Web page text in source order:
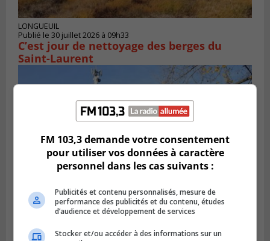
LONGUEUIL
Publié le 30 juillet 2026 à 09h33
C’est jour de nettoyage des berges du
Saint-Laurent
Publié le 27 juillet 2026 à 14h40
FM 103,3 demande votre consentement
pour utiliser vos données à caractère
personnel dans les cas suivants :
Publicités et contenu personnalisés, mesure de
performance des publicités et du contenu, études
d’audience et développement de services
Stocker et/ou accéder à des informations sur un